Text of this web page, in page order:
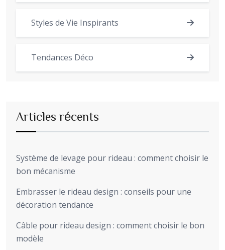
Styles de Vie Inspirants
Tendances Déco
Articles récents
Système de levage pour rideau : comment choisir le
bon mécanisme
Embrasser le rideau design : conseils pour une
décoration tendance
Câble pour rideau design : comment choisir le bon
modèle